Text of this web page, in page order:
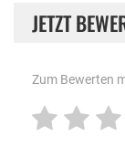
JETZT
Zum Bewerten